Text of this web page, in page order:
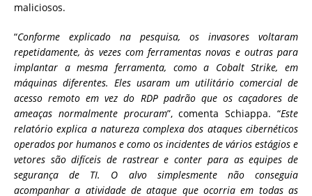
maliciosos.
“Conforme explicado na pesquisa, os invasores voltaram
repetidamente, às vezes com ferramentas novas e outras para
implantar a mesma ferramenta, como a Cobalt Strike, em
máquinas diferentes. Eles usaram um utilitário comercial de
acesso remoto em vez do RDP padrão que os caçadores de
ameaças normalmente procuram”, comenta Schiappa. “Este
relatório explica a natureza complexa dos ataques cibernéticos
operados por humanos e como os incidentes de vários estágios e
vetores são difíceis de rastrear e conter para as equipes de
segurança de TI. O alvo simplesmente não conseguia
acompanhar a atividade de ataque que ocorria em todas as